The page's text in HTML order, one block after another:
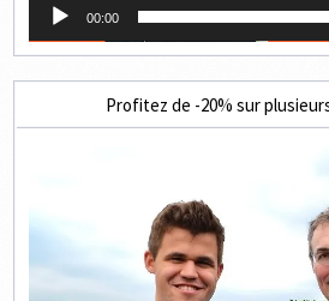
00:00
Profitez de -20% sur